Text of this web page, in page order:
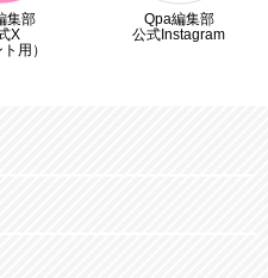
集部
X
用）
Qpa編集部
公式Instagram